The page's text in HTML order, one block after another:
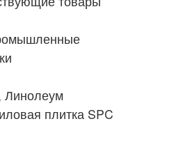
Линолеум
плитка SPC